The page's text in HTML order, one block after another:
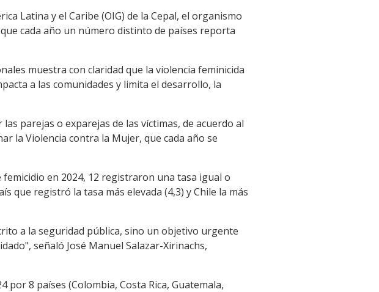
Latina y el Caribe (OIG) de la Cepal, el organismo
cada año un número distinto de países reporta
muestra con claridad que la violencia feminicida
a las comunidades y limita el desarrollo, la
parejas o exparejas de las víctimas, de acuerdo al
la Violencia contra la Mujer, que cada año se
en 2024, 12 registraron una tasa igual o
que registró la tasa más elevada (4,3) y Chile la más
a la seguridad pública, sino un objetivo urgente
señaló José Manuel Salazar-Xirinachs,
8 países (Colombia, Costa Rica, Guatemala,